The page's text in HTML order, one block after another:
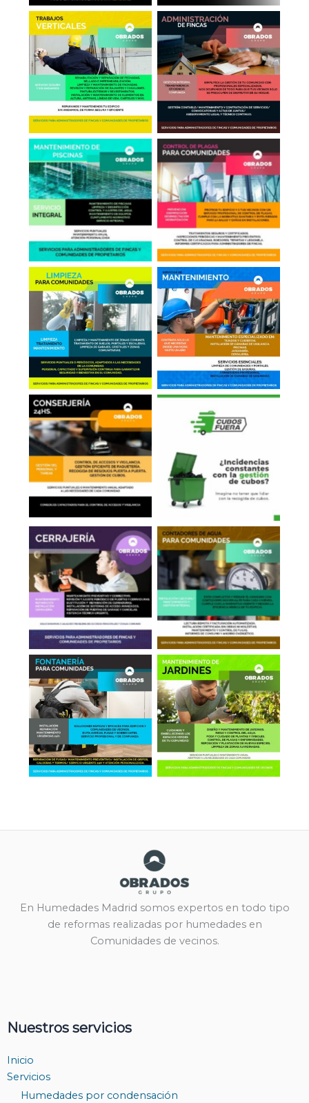
Trabajos Verticales
Administrador de
Fincas
Mantenimiento de
Piscinas
Control de Plagas
Limpieza en
Comunidades
Mantenimiento
General
Conserjería Sacar Cubos
Cerrajería Contadores de Agua
Fontanería Jardinería
En Humedades Madrid somos expertos en todo tipo
de reformas realizadas por humedades en
Comunidades de vecinos.
Nuestros servicios
Inicio
Servicios
Humedades por condensación